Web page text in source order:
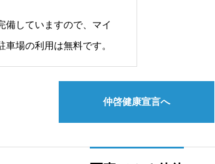
備していますので、マイ
車場の利用は無料です。
仲啓健康宣言へ